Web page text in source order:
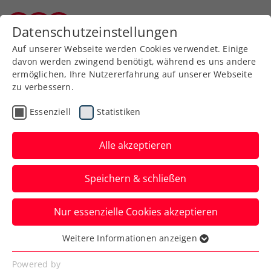
Zurück zur Newsübersicht
Turniere
ÖMS Jugend: BTV-
Erfolgslauf bei U14 und
U18 verlängert
Constantin Neubauer, Matthias Ujvary
und Piet Luis Pinter besserten bei der U14
in Wolfsberg sowie der U18 in Güssing
die rot-goldene Bilanz bei den
Österreichischen Jugend-
Datenschutzeinstellungen
Auf unserer Webseite werden Cookies verwendet. Einige
davon werden zwingend benötigt, während es uns andere
ermöglichen, Ihre Nutzererfahrung auf unserer Webseite
zu verbessern.
Essenziell Statistiken
Alle akzeptieren
Speichern & schließen
Nur essenzielle Cookies akzeptieren
Essenziell
Essenzielle Cookies werden für grundlegende
Weitere Informationen anzeigen
Powered by